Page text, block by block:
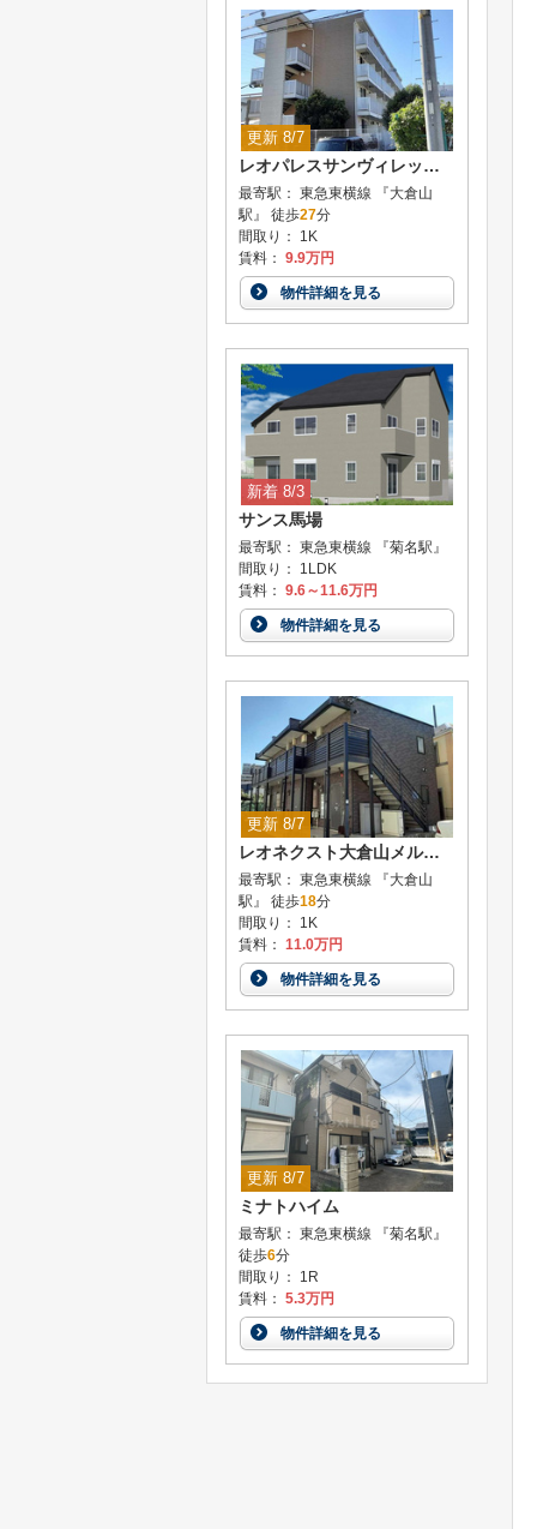
更新 8/7
レオパレスサンヴィレッジ20
最寄駅： 東急東横線 『大倉山
駅』 徒歩27分
間取り： 1K
賃料： 9.9万円
物件詳細を見る
新着 8/3
サンス馬場
最寄駅： 東急東横線 『菊名駅』
間取り： 1LDK
賃料： 9.6～11.6万円
物件詳細を見る
更新 8/7
レオネクスト大倉山メルベーユIII
最寄駅： 東急東横線 『大倉山
駅』 徒歩18分
間取り： 1K
賃料： 11.0万円
物件詳細を見る
更新 8/7
ミナトハイム
最寄駅： 東急東横線 『菊名駅』
徒歩6分
間取り： 1R
賃料： 5.3万円
物件詳細を見る